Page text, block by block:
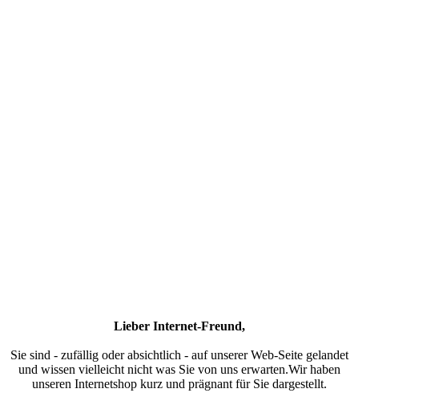
Lieber Internet-Freund,
Sie sind - zufällig oder absichtlich - auf unserer Web-Seite gelandet
und wissen vielleicht nicht was Sie von uns erwarten.Wir haben
unseren Internetshop kurz und prägnant für Sie dargestellt.